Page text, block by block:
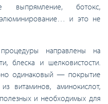
выпрямление, ботокс,
элюминирование… и это не
направлены на
блеска и шелковистости.
одинаковый — покрытие
витаминов, аминокислот,
и необходимых для